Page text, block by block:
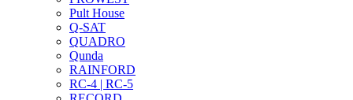
Pult House
Q-SAT
QUADRO
Qunda
RAINFORD
RC-4 | RC-5